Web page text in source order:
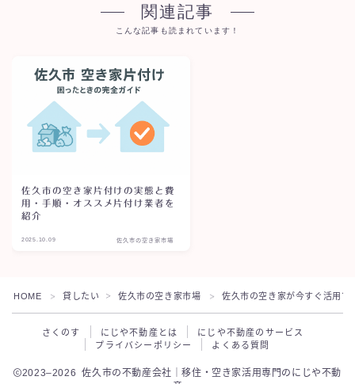
関連記事
こんな記事も読まれています！
佐久市の空き家片付けの実態と費
用・手順・オススメ片付け業者を
紹介
2025.10.09 佐久市の空き家市場
HOME ＞ 貸したい ＞ 佐久市の空き家市場 ＞ 佐久市の空き家が今すぐ活用
さくのす にじや不動産とは
にじや不動産のサービス
プライバシーポリシー
よくある質問
2023–2026 佐久市の不動産会社｜移住・空き家活用専門のにじや不動